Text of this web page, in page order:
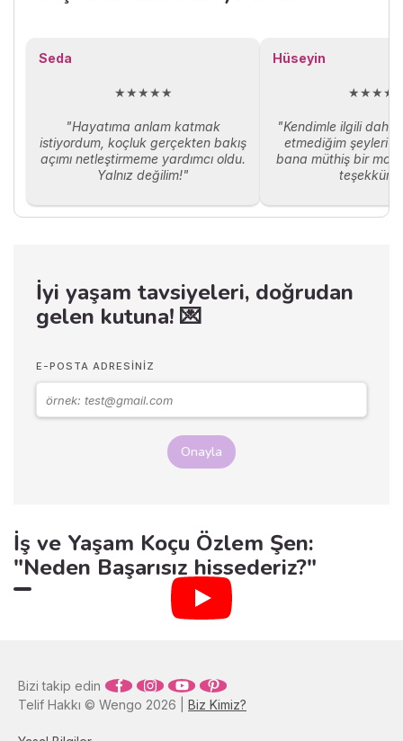
yazıda, megaloman kişilik
psikolojik kökenlerini ve bu
ele alacağız.
Seda
★★★★★
"Hayatıma anlam katmak
istiyordum, koçluk gerçekten bakış
açımı netleştirmeme yardımcı oldu.
Yalnız değilim!"
Hüseyin
"Kendimle ilgili daha
etmediğim şeyleri
bana müthiş bir
İyi yaşam tavsiyeleri, doğrudan
gelen kutuna! 💌
E-POSTA ADRESINIZ
Onayla
İş ve Yaşam Koçu Özlem Şen:
"Neden Başarısız hissederiz?"
Telif Hakkı © Wengo 2026 | Biz Kimiz?
Bizi takip edin